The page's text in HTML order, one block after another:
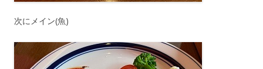
次にメイン(魚)